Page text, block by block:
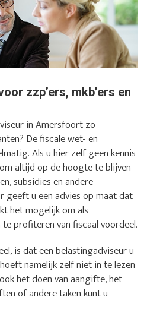
zzp’ers, mkb’ers en
in Amersfoort zo
De fiscale wet- en
Als u hier zelf geen kennis
altijd op de hoogte te blijven
subsidies en andere
geeft u een advies op maat dat
het mogelijk om als
profiteren van fiscaal voordeel.
is dat een belastingadviseur u
namelijk zelf niet in te lezen
het doen van aangifte, het
of andere taken kunt u